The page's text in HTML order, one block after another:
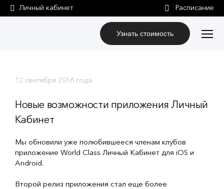
Личный кабинет
Узнать стоимость
12 сентября 2016 года
Новые возможности приложения Личный
Кабинет
Мы обновили уже полюбившееся членам клубов
приложение World Class Личный Кабинет для iOS и
Android.
Второй релиз приложения стал еще более